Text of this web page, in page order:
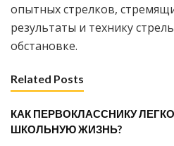
опытных стрелков,
результаты и технику
обстановке.
Related Posts
КАК ПЕРВОКЛАССНИКУ
ШКОЛЬНУЮ ЖИЗНЬ?